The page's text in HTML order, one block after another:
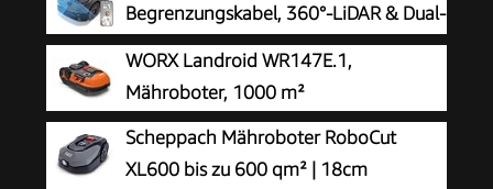
Begrenzungskabel, 360°-LiDAR & Dual-
KI-Vision
WORX Landroid WR147E.1,
Mähroboter, 1000 m²
Scheppach Mähroboter RoboCut
XL600 bis zu 600 qm² | 18cm